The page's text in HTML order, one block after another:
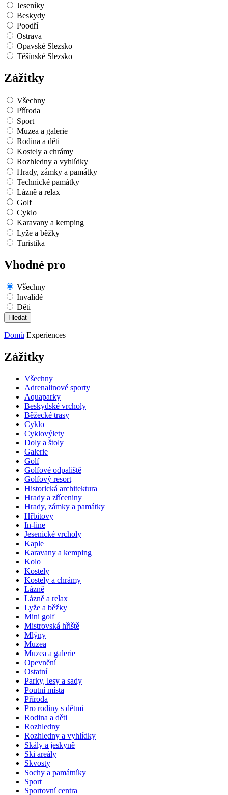
Jeseníky
Beskydy
Poodří
Ostrava
Opavské Slezsko
Těšínské Slezsko
Zážitky
Všechny
Příroda
Sport
Muzea a galerie
Rodina a děti
Kostely a chrámy
Rozhledny a vyhlídky
Hrady, zámky a památky
Technické památky
Lázně a relax
Golf
Cyklo
Karavany a kemping
Lyže a běžky
Turistika
Vhodné pro
Všechny
Invalidé
Děti
Domů Experiences
Zážitky
Všechny
Adrenalinové sporty
Aquaparky
Beskydské vrcholy
Běžecké trasy
Cyklo
Cyklovýlety
Doly a štoly
Galerie
Golf
Golfové odpaliště
Golfový resort
Historická architektura
Hrady a zříceniny
Hrady, zámky a památky
Hřbitovy
In-line
Jesenické vrcholy
Kaple
Karavany a kemping
Kolo
Kostely
Kostely a chrámy
Lázně
Lázně a relax
Lyže a běžky
Mini golf
Mistrovská hřiště
Mlýny
Muzea
Muzea a galerie
Opevnění
Ostatní
Parky, lesy a sady
Poutní místa
Příroda
Pro rodiny s dětmi
Rodina a děti
Rozhledny
Rozhledny a vyhlídky
Skály a jeskyně
Ski areály
Skvosty
Sochy a památníky
Sport
Sportovní centra